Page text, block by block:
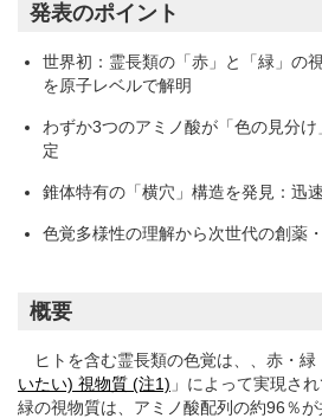
発表のポイント
世界初：霊長類の「赤」と「緑」の
を原子レベルで解明
わずか3つのアミノ酸が「色の見分
定
錐体特有の「横穴」構造を発見：迅
色覚多様性の理解から次世代の創薬
概要
ヒトを含む霊長類の色覚は、、赤・緑
いたい) 視物質 (注1) 」によって実現さ
緑の視物質は、アミノ酸配列の約96％